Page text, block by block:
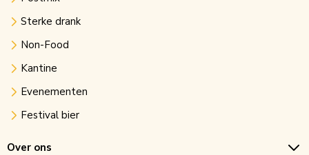
Sterke drank
Non-Food
Kantine
Evenementen
Festival bier
Over ons